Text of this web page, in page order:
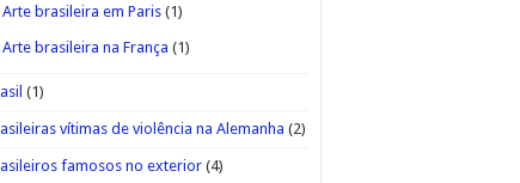
Arte brasileira em Paris(1)
Arte brasileira na França (1)
(1)
vítimas de violência na Alemanha (2)
famosos no exterior(4)